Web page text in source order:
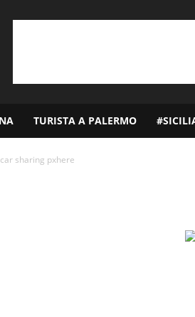
TURISTA A PALERMO
car sharing pxhere